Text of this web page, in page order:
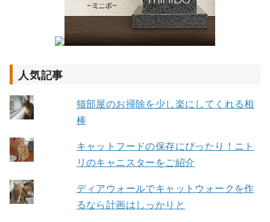
人気記事
猫部屋のお掃除を少し楽にしてくれる相
棒
キャットフードの保存にぴったり！ニト
リのキャニスターをご紹介
ディアウォールでキャットウォークを作
るなら計画はしっかりと